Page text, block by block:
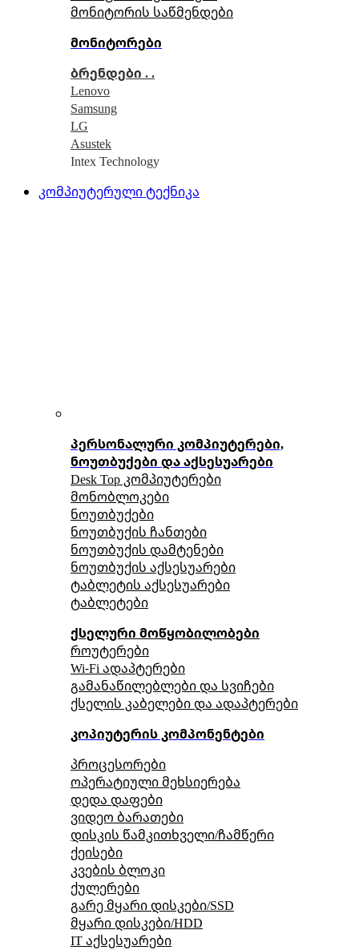
მონიტორის საწმენდები
მონიტორები
ბრენდები . .
Lenovo
Samsung
LG
Asustek
Intex Technology
კომპიუტერული ტექნიკა
პერსონალური კომპიუტერები,
ნოუთბუქები და აქსესუარები
Desk Top კომპიუტერები
მონობლოკები
ნოუთბუქები
ნოუთბუქის ჩანთები
ნოუთბუქის დამტენები
ნოუთბუქის აქსესუარები
ტაბლეტის აქსესუარები
ტაბლეტები
ქსელური მოწყობილობები
როუტერები
Wi-Fi ადაპტერები
გამანაწილებლები და სვიჩები
ქსელის კაბელები და ადაპტერები
კოპიუტერის კომპონენტები
პროცესორები
ოპერატიული მეხსიერება
დედა დაფები
ვიდეო ბარათები
დისკის წამკითხველი/ჩამწერი
ქეისები
კვების ბლოკი
ქულერები
გარე მყარი დისკები/SSD
მყარი დისკები/HDD
IT აქსესუარები